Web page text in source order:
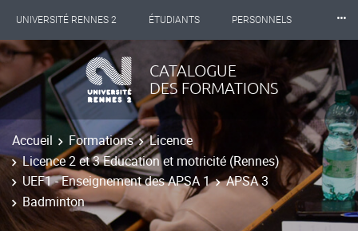
UNIVERSITÉ RENNES 2 ÉTUDIANTS PERSONNELS
INTERNATIONAL PROFESSIONNELS BIBLIOTHÈQUES
LES NOUVELLES DE RENNES 2
⸱⸱⸱
CATALOGUE
DES FORMATIONS
Accueil Formations
Licence
Licence 2 et 3 Education et motricité (Rennes)
UEF1 - Enseignement des APSA 1
APSA 3
Badminton